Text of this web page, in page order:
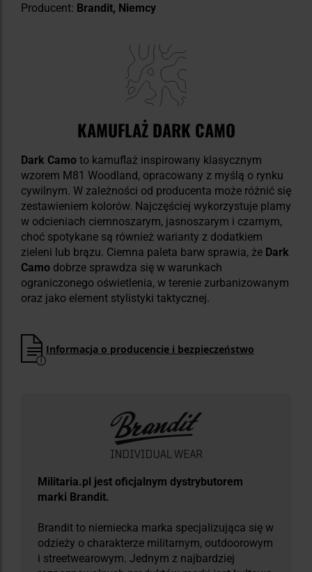
Producent: Brandit, Niemcy
KAMUFLAŻ DARK CAMO
Dark Camo to kamuflaż inspirowany klasycznym
wzorem M81 Woodland, opracowany z myślą o rynku
cywilnym. W zależności od producenta może różnić się
zestawieniem kolorów. Najczęściej wykorzystuje plamy
w odcieniach ciemnoszarym, jasnoszarym i czarnym,
choć spotykane są również warianty z dodatkiem
zieleni lub brązu. Ciemna paleta barw sprawia, że Dark
Camo dobrze sprawdza się w warunkach
ograniczonego oświetlenia, w terenie zurbanizowanym
oraz jako element stylistyki taktycznej.
Informacja o producencie i bezpieczeństwo
​Militaria.pl jest oficjalnym dystrybutorem
marki Brandit.
Brandit to niemiecka marka specjalizująca się w
odzieży o charakterze militarnym, outdoorowym
i streetwearowym. Jednym z najbardziej